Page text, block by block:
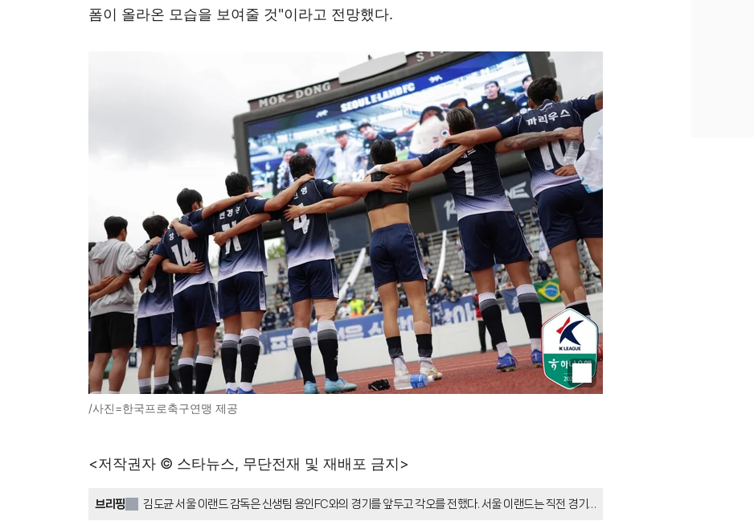
폼이 올라온 모습을 보여줄 것"이라고 전망했다.
/사진=한국프로축구연맹 제공
<저작권자 © 스타뉴스, 무단전재 및 재배포 금지>
브리핑
김도균 서울 이랜드 감독은 신생팀 용인FC와의 경기를 앞두고 각오를 전했다. 서울 이랜드는 직전 경기